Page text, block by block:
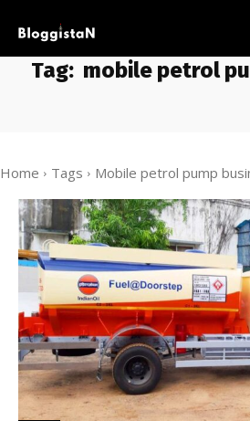
Tag: mobile petrol
Home Tags Mobile petrol pump